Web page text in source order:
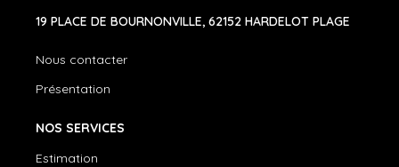
19 PLACE DE BOURNONVILLE, 62152 HARDELOT PLAGE
Nous contacter
Présentation
NOS SERVICES
Estimation